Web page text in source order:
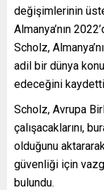
değişimlerinin
Almanya’nın
Scholz,
adil bir dünya
edeceğini
Scholz, Avrupa
çalışacaklarını,
olduğunu
güvenliği için
bulundu.